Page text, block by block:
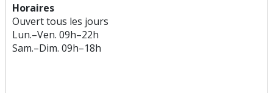
Horaires
Ouvert tous les jours
Lun.–Ven. 09h–22h
Sam.–Dim. 09h–18h